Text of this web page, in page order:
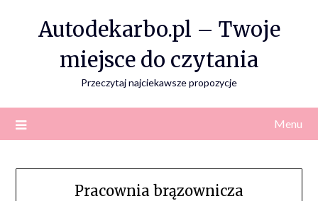
Autodekarbo.pl – Twoje
miejsce do czytania
Przeczytaj najciekawsze propozycje
Menu
Pracownia brązownicza